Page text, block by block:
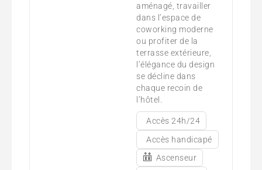
aménagé, travailler
dans l’espace de
coworking moderne
ou profiter de la
terrasse extérieure,
l’élégance du design
se décline dans
chaque recoin de
l’hôtel.
Accès 24h/24
Accès handicapé
Ascenseur